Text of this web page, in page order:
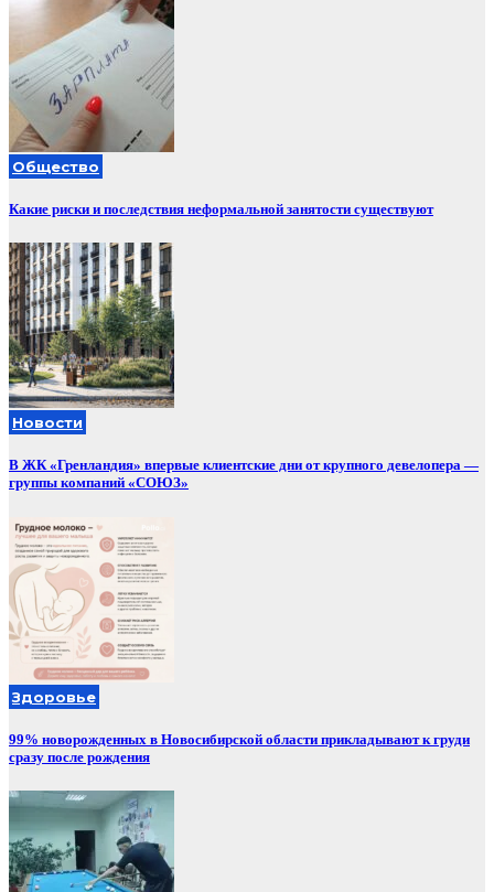
Общество
Какие риски и последствия неформальной занятости существуют
Новости
В ЖК «Гренландия» впервые клиентские дни от крупного девелопера —
группы компаний «СОЮЗ»
Здоровье
99% новорожденных в Новосибирской области прикладывают к груди
сразу после рождения